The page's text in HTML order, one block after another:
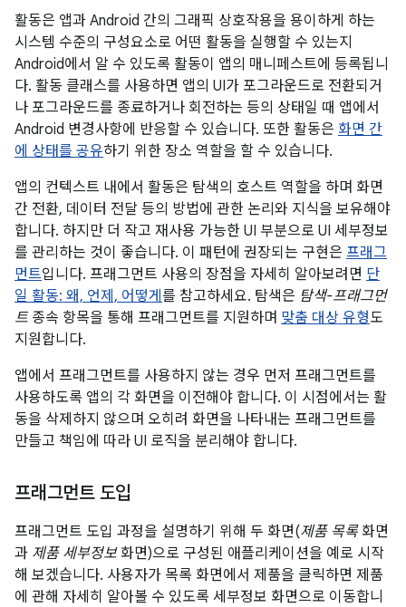
활동은 앱과 Android 간의 그래픽 상호작용을 용이하게 하는
시스템 수준의 구성요소로 어떤 활동을 실행할 수 있는지
Android에서 알 수 있도록 활동이 앱의 매니페스트에 등록됩니
다. 활동 클래스를 사용하면 앱의 UI가 포그라운드로 전환되거
나 포그라운드를 종료하거나 회전하는 등의 상태일 때 앱에서
Android 변경사항에 반응할 수 있습니다. 또한 활동은 화면 간
에 상태를 공유하기 위한 장소 역할을 할 수 있습니다.
앱의 컨텍스트 내에서 활동은 탐색의 호스트 역할을 하며 화면
간 전환, 데이터 전달 등의 방법에 관한 논리와 지식을 보유해야
합니다. 하지만 더 작고 재사용 가능한 UI 부분으로 UI 세부정보
를 관리하는 것이 좋습니다. 이 패턴에 권장되는 구현은 프래그
먼트입니다. 프래그먼트 사용의 장점을 자세히 알아보려면 단
일 활동: 왜, 언제, 어떻게 를 참고하세요. 탐색은 탐색-프래그먼
트종속 항목을 통해 프래그먼트를 지원하며 맞춤 대상 유형도
지원합니다.
앱에서 프래그먼트를 사용하지 않는 경우 먼저 프래그먼트를
사용하도록 앱의 각 화면을 이전해야 합니다. 이 시점에서는 활
동을 삭제하지 않으며 오히려 화면을 나타내는 프래그먼트를
만들고 책임에 따라 UI 로직을 분리해야 합니다.
프래그먼트 도입
프래그먼트 도입 과정을 설명하기 위해 두 화면(제품 목록 화면
과 제품 세부정보화면)으로 구성된 애플리케이션을 예로 시작
해 보겠습니다. 사용자가 목록 화면에서 제품을 클릭하면 제품
에 관해 자세히 알아볼 수 있도록 세부정보 화면으로 이동합니